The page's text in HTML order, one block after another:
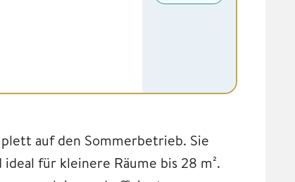
auf den Sommerbetrieb. Sie
für kleinere Räume bis 28 m².